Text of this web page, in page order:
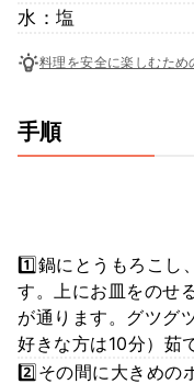
水：塩
料理を安全に楽しむため
手順
1️⃣鍋にとうもろこし
す。上にお皿をのせ
が通ります。グツグ
好きな方は10分）茹
2️⃣その間に大きめの